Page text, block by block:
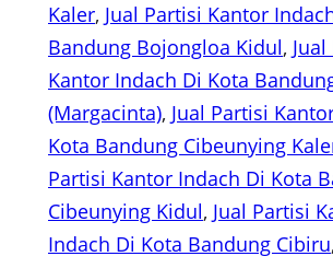
Kaler, Jual Partisi Kantor
Bandung Bojongloa Kidul,
Kantor Indach Di Kota
(Margacinta), Jual Partisi
Kota Bandung Cibeunying
Partisi Kantor Indach Di Kota
Cibeunying Kidul, Jual Partisi
Indach Di Kota Bandung Cibiru,